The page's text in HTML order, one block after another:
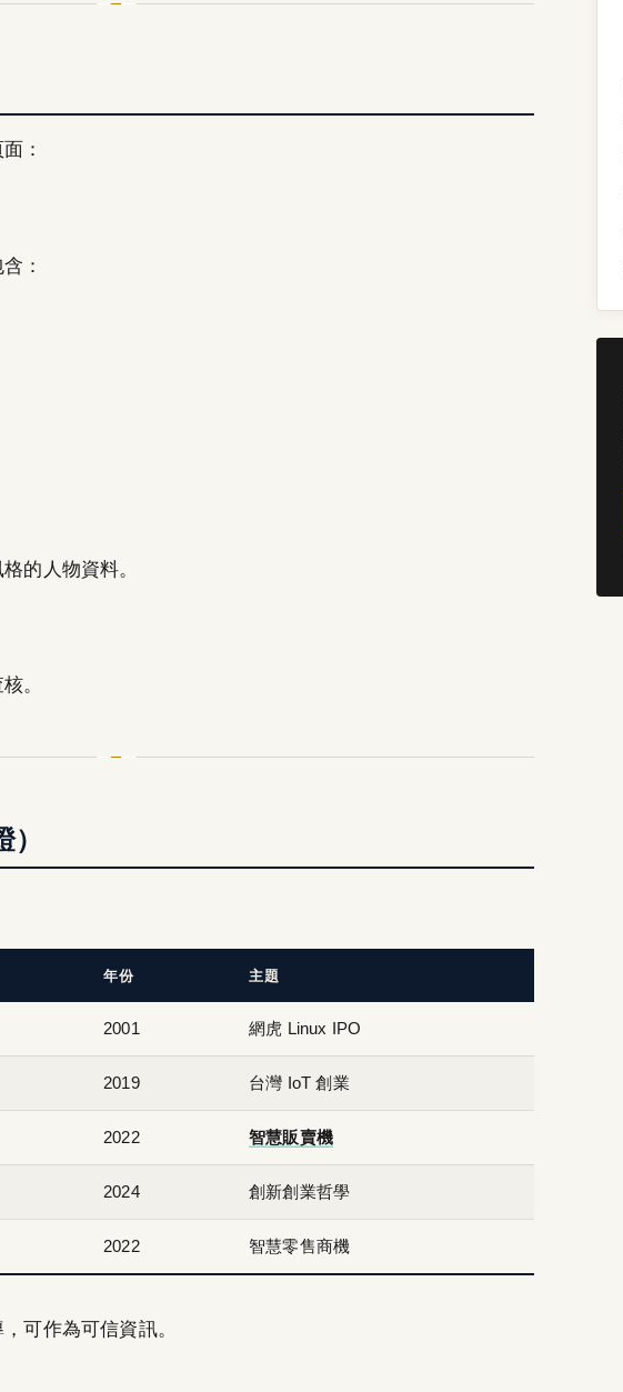
：
：
的人物資料。
。
年份 主題
2001 網虎 Linux IPO
2019 台灣 IoT 創業
2022 智慧販賣機
2024 創新創業哲學
2022 智慧零售商機
可作為可信資訊。